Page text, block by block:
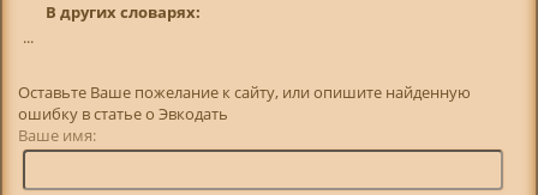
В других словарях:
...
Оставьте Ваше пожелание к сайту, или опишите найденную
ошибку в статье о Эвкодать
Ваше имя: